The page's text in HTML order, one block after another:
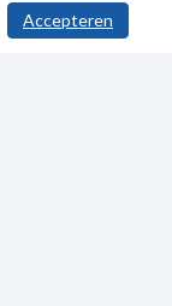
/ 568
Accepteren